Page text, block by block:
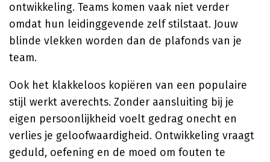
ontwikkeling. Teams komen vaak niet verder
omdat hun leidinggevende zelf stilstaat. Jouw
blinde vlekken worden dan de plafonds van je
team.
Ook het klakkeloos kopiëren van een populaire
stijl werkt averechts. Zonder aansluiting bij je
eigen persoonlijkheid voelt gedrag onecht en
verlies je geloofwaardigheid. Ontwikkeling vraagt
geduld, oefening en de moed om fouten te